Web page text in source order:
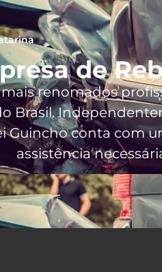
de
mais renomados
Brasil.
Guincho conta com
assistência